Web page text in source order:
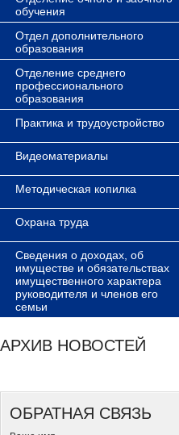
обучения
Отдел дополнительного
образования
Отделение среднего
профессионального
образования
Практика и трудоустройство
Видеоматериалы
Методическая копилка
Охрана труда
Сведения о доходах, об
имуществе и обязательствах
имущественного характера
руководителя и членов его
семьи
АРХИВ НОВОСТЕЙ
ОБРАТНАЯ СВЯЗЬ